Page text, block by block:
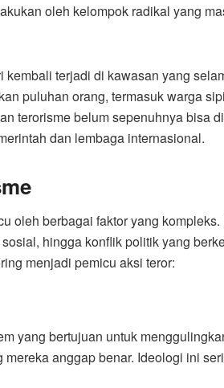
oleh kelompok radikal yang
terjadi di kawasan yang
puluhan orang, termasuk warga
terorisme belum sepenuhnya bisa
dan lembaga internasional.
oleh berbagai faktor yang
hingga konflik politik yang
menjadi pemicu aksi teror:
yang bertujuan untuk
anggap benar. Ideologi ini